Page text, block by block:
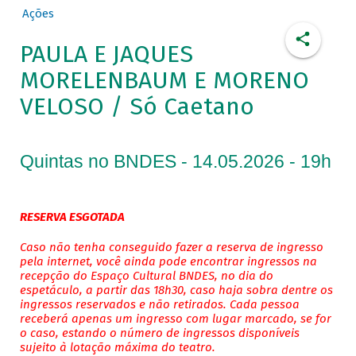
Ações
PAULA E JAQUES
MORELENBAUM E MORENO
VELOSO / Só Caetano
Quintas no BNDES - 14.05.2026 - 19h
RESERVA ESGOTADA
Caso não tenha conseguido fazer a reserva de ingresso
pela internet, você ainda pode encontrar ingressos na
recepção do Espaço Cultural BNDES, no dia do
espetáculo, a partir das 18h30, caso haja sobra dentre os
ingressos reservados e não retirados. Cada pessoa
receberá apenas um ingresso com lugar marcado, se for
o caso, estando o número de ingressos disponíveis
sujeito à lotação máxima do teatro.